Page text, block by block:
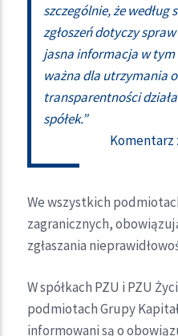
szczególnie, że według
zgłoszeń dotyczy
jasna informacja w tym
ważna dla utrzymania
transparentności
spółek.”
Komentarz
We wszystkich
zagranicznych,
zgłaszania
W spółkach PZU i PZU
podmiotach Grupy
informowani są o